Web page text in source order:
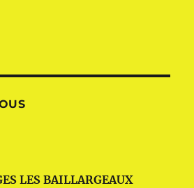
LES BAILLARGEAUX